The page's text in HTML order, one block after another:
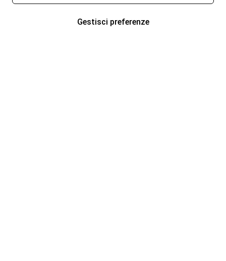
Gestisci preferenze